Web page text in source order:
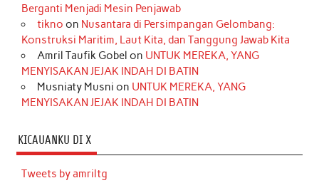
Berganti Menjadi Mesin Penjawab
tikno on Nusantara di Persimpangan Gelombang:
Konstruksi Maritim, Laut Kita, dan Tanggung Jawab Kita
Amril Taufik Gobel on UNTUK MEREKA, YANG
MENYISAKAN JEJAK INDAH DI BATIN
Musniaty Musni on UNTUK MEREKA, YANG
MENYISAKAN JEJAK INDAH DI BATIN
KICAUANKU DI X
Tweets by amriltg